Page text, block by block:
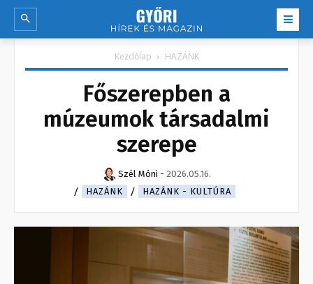
Kezdőlap HAZÁNK
Főszerepben a
múzeumok társadalmi
szerepe
Szél Móni - 2026.05.16.
HAZÁNK
HAZÁNK - KULTÚRA